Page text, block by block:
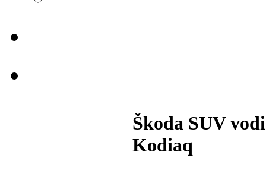
Škoda SUV
Kodiaq